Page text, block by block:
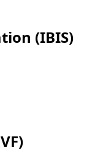
(IBIS)